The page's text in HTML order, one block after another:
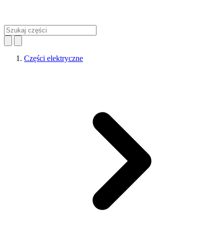
Części elektryczne